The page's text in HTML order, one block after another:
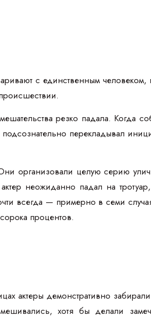
с единственным человеком,
резко падала. Когда
перекладывал
организовали целую серию
неожиданно падал на
всегда — примерно в семи
процентов.
актеры демонстративно
хотя бы делали